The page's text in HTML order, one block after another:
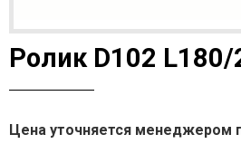
Ролик D102
Цена уточняется менеджером